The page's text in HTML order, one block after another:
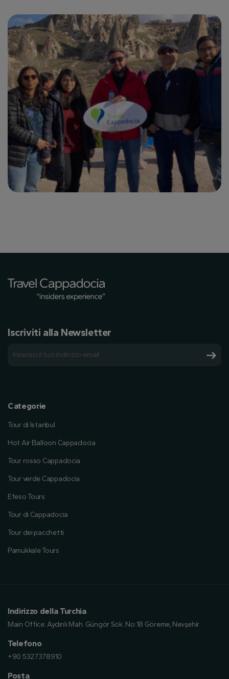
Iscriviti alla Newsletter
Categorie
Tour di Istanbul
Hot Air Balloon Cappadocia
Tour rosso Cappadocia
Tour verde Cappadocia
Efeso Tours
Tour di Cappadocia
Tour dei pacchetti
Pamukkale Tours
Indirizzo della Turchia
Main Office:Aydınlı Mah. Güngör Sok. No:18 Göreme, Nevşehir
Telefono
+90 5327378910
Posta